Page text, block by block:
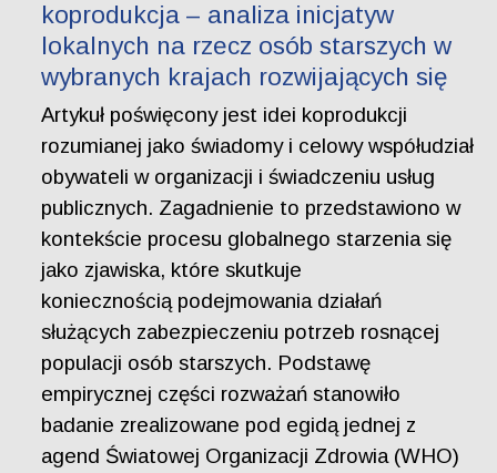
koprodukcja – analiza inicjatyw
lokalnych na rzecz osób starszych w
wybranych krajach rozwijających się
Artykuł poświęcony jest idei koprodukcji
rozumianej jako świadomy i celowy współudział
obywateli w organizacji i świadczeniu usług
publicznych. Zagadnienie to przedstawiono w
kontekście procesu globalnego starzenia się
jako zjawiska, które skutkuje
koniecznością podejmowania działań
służących zabezpieczeniu potrzeb rosnącej
populacji osób starszych. Podstawę
empirycznej części rozważań stanowiło
badanie zrealizowane pod egidą jednej z
agend Światowej Organizacji Zdrowia (WHO)